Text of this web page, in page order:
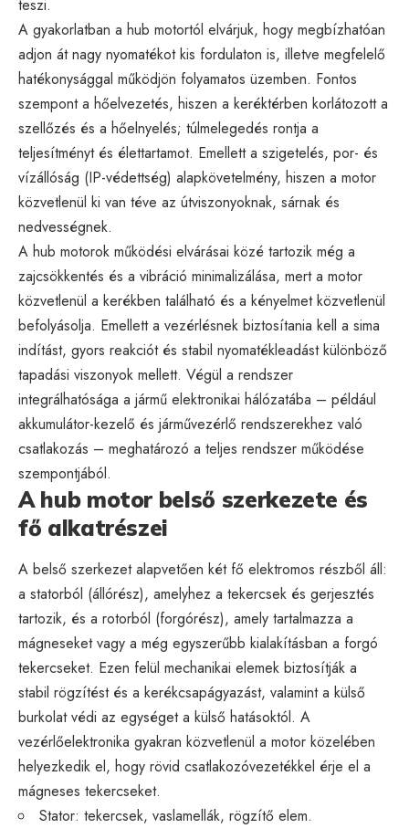
teszi.
A gyakorlatban a hub motortól elvárjuk, hogy megbízhatóan
adjon át nagy nyomatékot kis fordulaton is, illetve megfelelő
hatékonysággal működjön folyamatos üzemben. Fontos
szempont a hőelvezetés, hiszen a keréktérben korlátozott a
szellőzés és a hőelnyelés; túlmelegedés rontja a
teljesítményt és élettartamot. Emellett a szigetelés, por- és
vízállóság (IP-védettség) alapkövetelmény, hiszen a motor
közvetlenül ki van téve az útviszonyoknak, sárnak és
nedvességnek.
A hub motorok működési elvárásai közé tartozik még a
zajcsökkentés és a vibráció minimalizálása, mert a motor
közvetlenül a kerékben található és a kényelmet közvetlenül
befolyásolja. Emellett a vezérlésnek biztosítania kell a sima
indítást, gyors reakciót és stabil nyomatékleadást különböző
tapadási viszonyok mellett. Végül a rendszer
integrálhatósága a jármű elektronikai hálózatába – például
akkumulátor-kezelő és járművezérlő rendszerekhez való
csatlakozás – meghatározó a teljes rendszer működése
szempontjából.
A hub motor belső szerkezete és
fő alkatrészei
A belső szerkezet alapvetően két fő elektromos részből áll:
a statorból (állórész), amelyhez a tekercsek és gerjesztés
tartozik, és a rotorból (forgórész), amely tartalmazza a
mágneseket vagy a még egyszerűbb kialakításban a forgó
tekercseket. Ezen felül mechanikai elemek biztosítják a
stabil rögzítést és a kerékcsapágyazást, valamint a külső
burkolat védi az egységet a külső hatásoktól. A
vezérlőelektronika gyakran közvetlenül a motor közelében
helyezkedik el, hogy rövid csatlakozóvezetékkel érje el a
mágneses tekercseket.
Stator: tekercsek, vaslamellák, rögzítő elem.